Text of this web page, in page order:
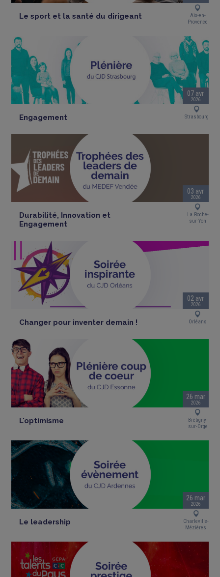
Le sport et la santé du dirigeant
Aix-en-
Provence
07 avr
2026
Engagement Strasbourg
03 avr
2026
Durabilité, Innovation et
Engagement
La Roche-
sur-Yon
02 avr
2026
Changer pour inventer demain ! Orléans
26 mar
2026
L'optimisme
Brétigny-
sur-Orge
26 mar
2026
Le leadership
Charleville-
Mézières